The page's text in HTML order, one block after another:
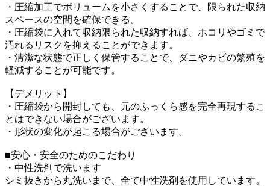
・圧縮加工でボリュームを小さくすることで、限られた収納
スペースの空間を確保できる。
・圧縮袋に入れて収納限られた収納すれば、ホコリやゴミで
汚れるリスクを抑えることができます。
・清潔な状態で正しく保管することで、ダニやカビの繁殖を
軽減することが可能です。
【デメリット】
・圧縮袋から開封しても、元のふっくら感を完全再現するこ
とはできない場合がございます。
・形状の変化が起こる場合がございます。
■安心・安全のためのこだわり
・中性洗剤で洗います
シミ抜きから丸洗いまで、全て中性洗剤を使用しています。